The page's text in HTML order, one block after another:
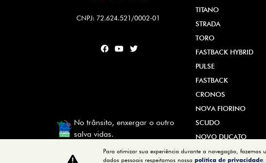
CNPJ: 72.624.521/0002-01
No trânsito, enxergar o outro
salva vidas.
TITANO
STRADA
TORO
FASTBACK HYBRID
PULSE
FASTBACK
CRONOS
NOVA FIORINO
SCUDO
NOVO DUCATO
Para otimizar sua experiência durante a navegação,
dados pessoais respeitamos nossa política de privacidade